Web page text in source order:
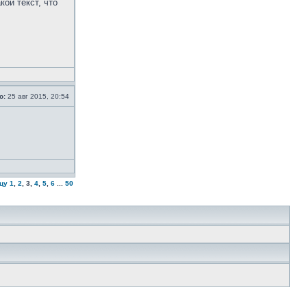
текст, что
25 авг 2015, 20:54
1 2 3 4 5 6 50